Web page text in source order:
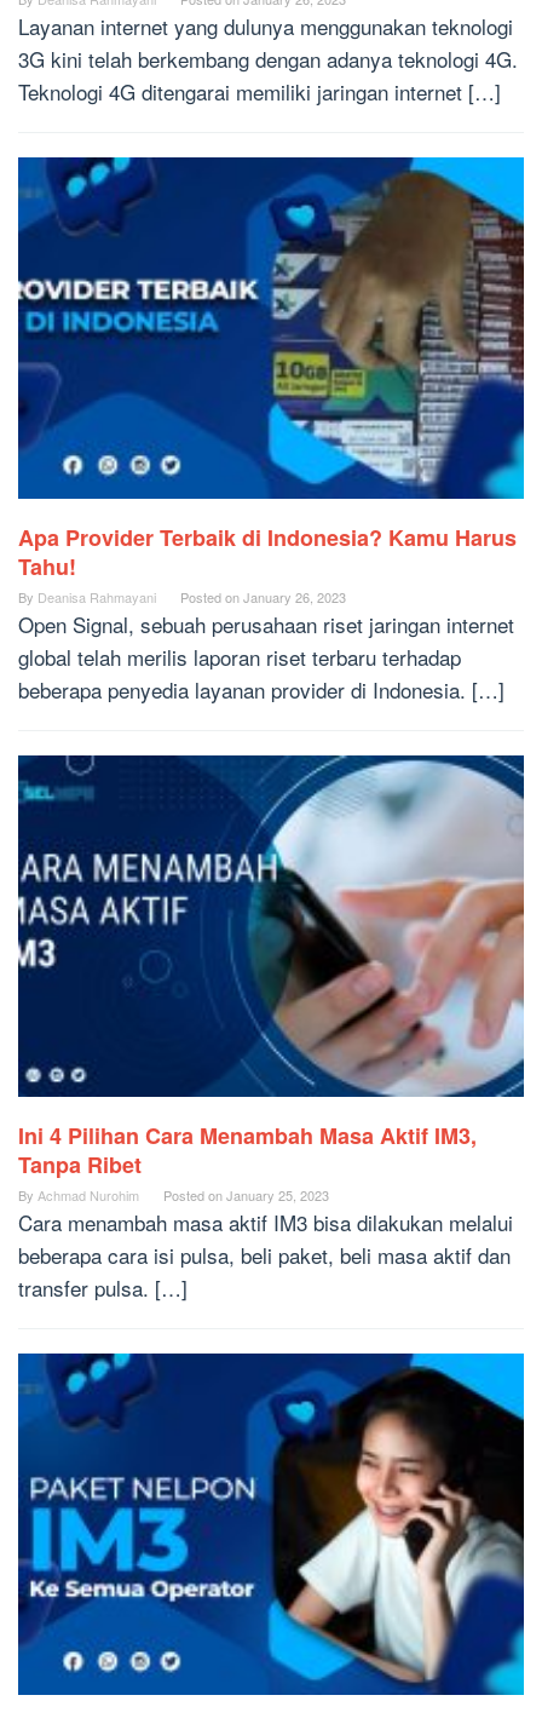
Layanan internet yang dulunya menggunakan teknologi
3G kini telah berkembang dengan adanya teknologi 4G.
Teknologi 4G ditengarai memiliki jaringan internet […]
Apa Provider Terbaik di Indonesia? Kamu Harus
Tahu!
By Deanisa Rahmayani Posted onJanuary 26, 2023
Open Signal, sebuah perusahaan riset jaringan internet
global telah merilis laporan riset terbaru terhadap
beberapa penyedia layanan provider di Indonesia. […]
Ini 4 Pilihan Cara Menambah Masa Aktif IM3,
Tanpa Ribet
By Achmad Nurohim Posted onJanuary 25, 2023
Cara menambah masa aktif IM3 bisa dilakukan melalui
beberapa cara isi pulsa, beli paket, beli masa aktif dan
transfer pulsa. […]